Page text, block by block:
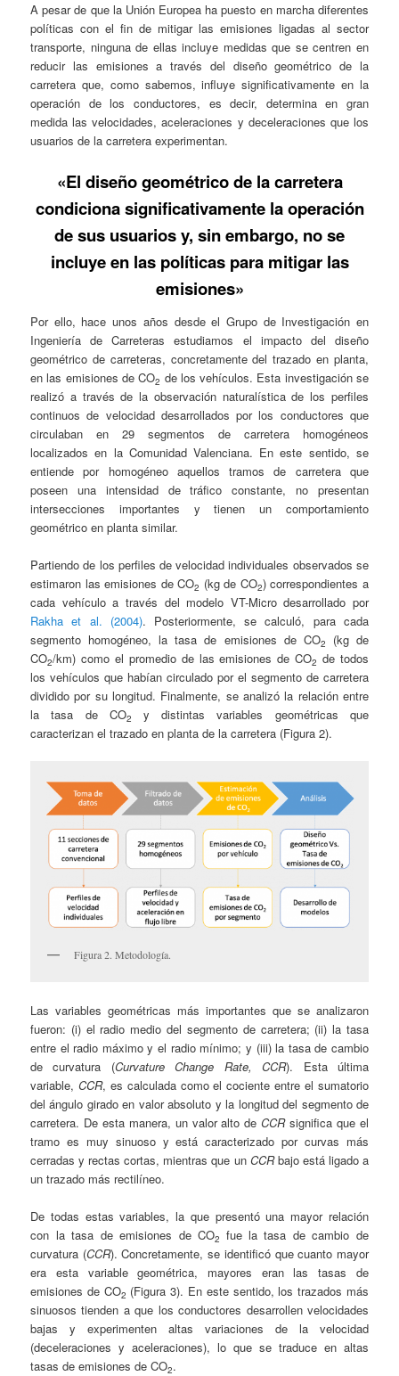
A pesar de que la Unión Europea ha puesto en marcha diferentes
políticas con el fin de mitigar las emisiones ligadas al sector
transporte, ninguna de ellas incluye medidas que se centren en
reducir las emisiones a través del diseño geométrico de la
carretera que, como sabemos, influye significativamente en la
operación de los conductores, es decir, determina en gran
medida las velocidades, aceleraciones y deceleraciones que los
usuarios de la carretera experimentan.
«El diseño geométrico de la carretera
condiciona significativamente la operación
de sus usuarios y, sin embargo, no se
incluye en las políticas para mitigar las
emisiones»
Por ello, hace unos años desde el Grupo de Investigación en
Ingeniería de Carreteras estudiamos el impacto del diseño
geométrico de carreteras, concretamente del trazado en planta,
en las emisiones de CO2 de los vehículos. Esta investigación se
realizó a través de la observación naturalística de los perfiles
continuos de velocidad desarrollados por los conductores que
circulaban en 29 segmentos de carretera homogéneos
localizados en la Comunidad Valenciana. En este sentido, se
entiende por homogéneo aquellos tramos de carretera que
poseen una intensidad de tráfico constante, no presentan
intersecciones importantes y tienen un comportamiento
geométrico en planta similar.
Partiendo de los perfiles de velocidad individuales observados se
estimaron las emisiones de CO2 (kg de CO2) correspondientes a
cada vehículo a través del modelo VT-Micro desarrollado por
Rakha et al. (2004). Posteriormente, se calculó, para cada
segmento homogéneo, la tasa de emisiones de CO2
(kg de
CO2/km) como el promedio de las emisiones de CO2 de todos
los vehículos que habían circulado por el segmento de carretera
dividido por su longitud. Finalmente, se analizó la relación entre
la tasa de CO2
y distintas variables geométricas que
caracterizan el trazado en planta de la carretera (Figura 2).
Figura 2. Metodología.
Las variables geométricas más importantes que se analizaron
fueron: (i) el radio medio del segmento de carretera; (ii) la tasa
entre el radio máximo y el radio mínimo; y (iii) la tasa de cambio
de curvatura (Curvature Change Rate, CCR). Esta última
variable, CCR, es calculada como el cociente entre el sumatorio
del ángulo girado en valor absoluto y la longitud del segmento de
carretera. De esta manera, un valor alto deCCRsignifica que el
tramo es muy sinuoso y está caracterizado por curvas más
cerradas y rectas cortas, mientras que un CCRbajo está ligado a
un trazado más rectilíneo.
De todas estas variables, la que presentó una mayor relación
con la tasa de emisiones de CO2 fue la tasa de cambio de
curvatura (CCR). Concretamente, se identificó que cuanto mayor
era esta variable geométrica, mayores eran las tasas de
emisiones de CO2 (Figura 3). En este sentido, los trazados más
sinuosos tienden a que los conductores desarrollen velocidades
bajas y experimenten altas variaciones de la velocidad
(deceleraciones y aceleraciones), lo que se traduce en altas
tasas de emisiones de CO2.